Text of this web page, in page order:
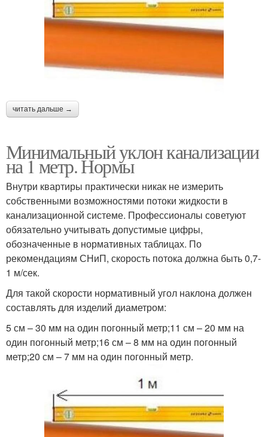
читать дальше →
Минимальный уклон канализации
на 1 метр. Нормы
Внутри квартиры практически никак не измерить
собственными возможностями потоки жидкости в
канализационной системе. Профессионалы советуют
обязательно учитывать допустимые цифры,
обозначенные в нормативных таблицах. По
рекомендациям СНиП, скорость потока должна быть 0,7-
1 м/сек.
Для такой скорости нормативный угол наклона должен
составлять для изделий диаметром:
5 см – 30 мм на один погонный метр;11 см – 20 мм на
один погонный метр;16 см – 8 мм на один погонный
метр;20 см – 7 мм на один погонный метр.